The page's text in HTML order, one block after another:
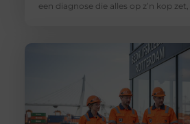
een diagnose die alles op z’n kop